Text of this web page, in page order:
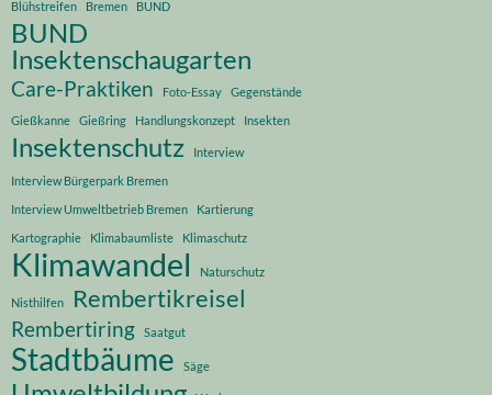
Blühstreifen Bremen BUND
BUND
Insektenschaugarten
Care-Praktiken Foto-Essay
Gegenstände
Gießkanne
Gießring Handlungskonzept Insekten
Insektenschutz
Interview
Interview Bürgerpark Bremen
Interview Umweltbetrieb Bremen
Kartierung
Kartographie
Klimabaumliste Klimaschutz
Klimawandel Naturschutz
Nisthilfen Rembertikreisel
Rembertiring Saatgut
Stadtbäume Säge